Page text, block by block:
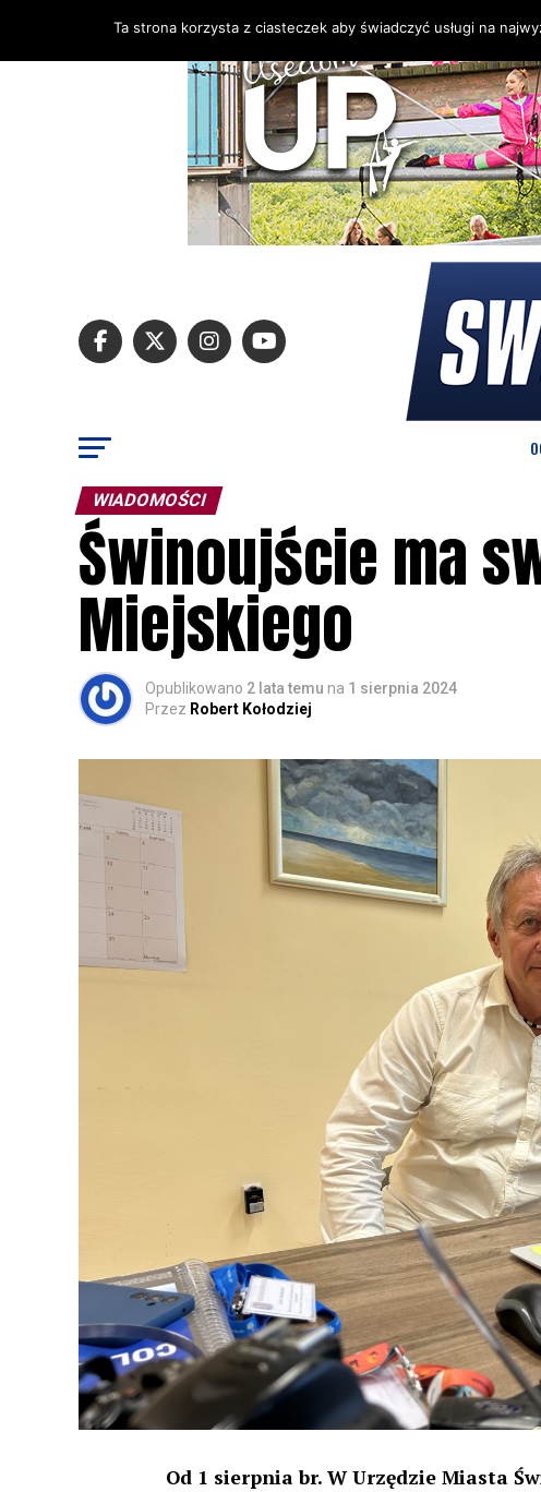
WIADOMOŚCI
Świnoujście ma
Miejskiego
Opublikowano 2 lata temu na 1 sierpnia 2024
Przez Robert Kołodziej
Od 1 sierpnia br. W Urzędzie Miasta
Ta strona korzysta z ciasteczek aby świadczyć usługi na